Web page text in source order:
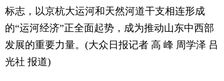
标志，以京杭大运河和天然河道干支相连形成
的“运河经济”正全面起势，成为推动山东中西部
发展的重要力量。(大众日报记者 高 峰 周学泽 吕
光社 报道)